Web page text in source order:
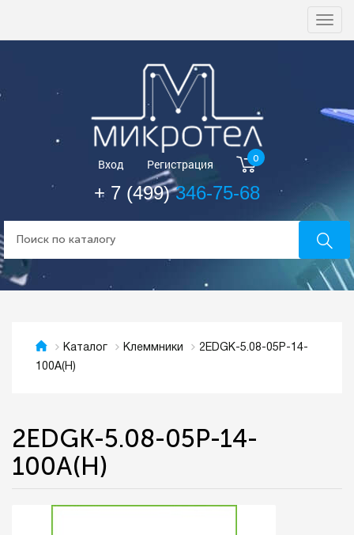
Вход Регистрация 0
+ 7 (499)346-75-68
Каталог Клеммники
2EDGK-5.08-05P-14-
100A(H)
2EDGK-5.08-05P-14-
100A(H)